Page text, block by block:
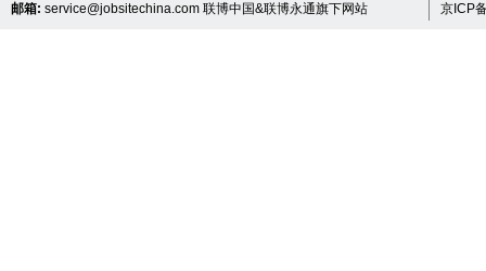
邮箱: service@jobsitechina.com 联博中国&联博永通旗下网站
京ICP